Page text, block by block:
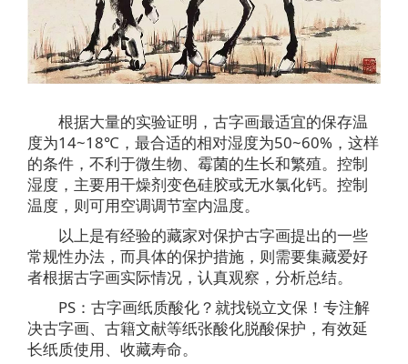
根据大量的实验证明，古字画最适宜的保存温
度为14~18℃，最合适的相对湿度为50~60%，这样
的条件，不利于微生物、霉菌的生长和繁殖。控制
湿度，主要用干燥剂变色硅胶或无水氯化钙。控制
温度，则可用空调调节室内温度。
以上是有经验的藏家对保护古字画提出的一些
常规性办法，而具体的保护措施，则需要集藏爱好
者根据古字画实际情况，认真观察，分析总结。
PS：古字画纸质酸化？就找锐立文保！专注解
决古字画、古籍文献等纸张酸化脱酸保护，有效延
长纸质使用、收藏寿命。